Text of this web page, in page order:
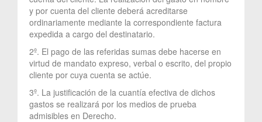
y por cuenta del cliente deberá acreditarse
ordinariamente mediante la correspondiente factura
expedida a cargo del destinatario.
2º. El pago de las referidas sumas debe hacerse en
virtud de mandato expreso, verbal o escrito, del propio
cliente por cuya cuenta se actúe.
3º. La justificación de la cuantía efectiva de dichos
gastos se realizará por los medios de prueba
admisibles en Derecho.